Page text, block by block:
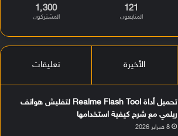
121
المتابعون
1٬300
المشتركون
الأخيرة تعليقات
تحميل أداة Realme Flash Tool لتفليش هواتف
ريلمي مع شرح كيفية استخدامها
8 فبراير 2026